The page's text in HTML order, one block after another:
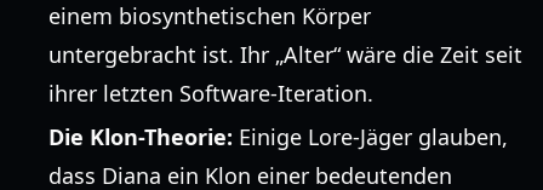
einem biosynthetischen Körper
untergebracht ist. Ihr „Alter“ wäre die Zeit seit
ihrer letzten Software-Iteration.
Die Klon-Theorie: Einige Lore-Jäger glauben,
dass Diana ein Klon einer bedeutenden